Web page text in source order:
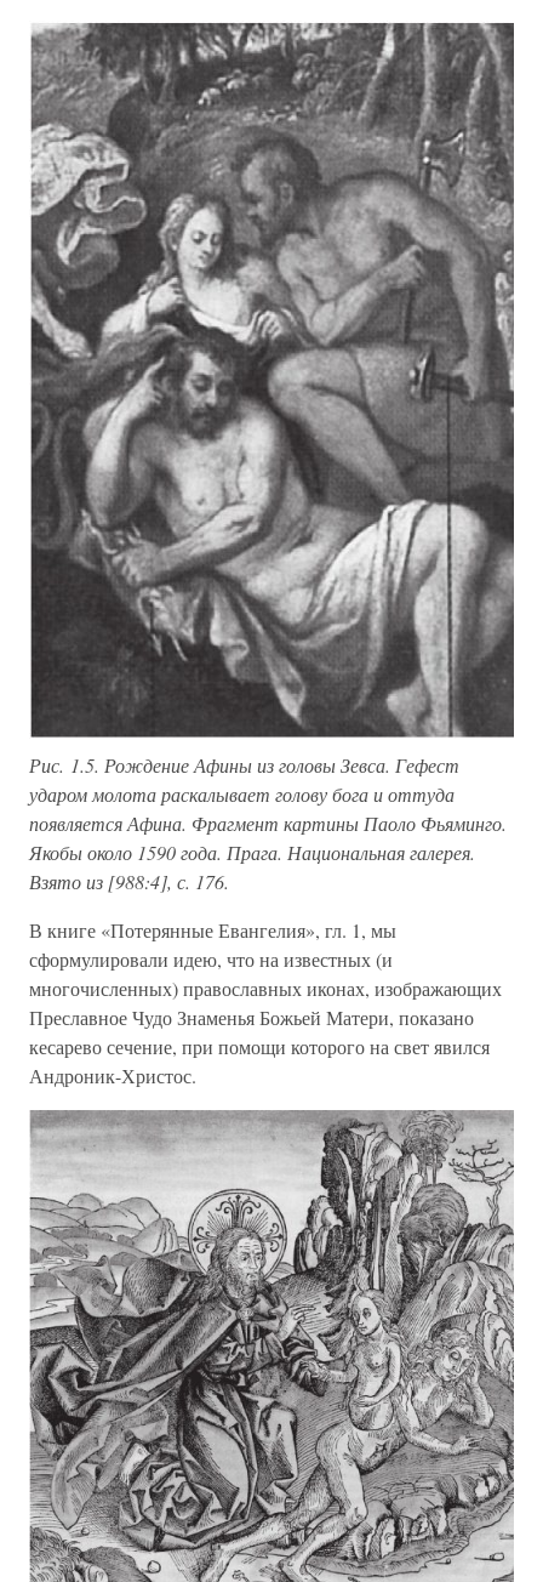
Рис. 1.5. Рождение Афины из головы Зевса. Гефест
ударом молота раскалывает голову бога и оттуда
появляется Афина. Фрагмент картины Паоло Фьяминго.
Якобы около 1590 года. Прага. Национальная галерея.
Взято из [988:4], с. 176.
В книге «Потерянные Евангелия», гл. 1, мы
сформулировали идею, что на известных (и
многочисленных) православных иконах, изображающих
Преславное Чудо Знаменья Божьей Матери, показано
кесарево сечение, при помощи которого на свет явился
Андроник-Христос.